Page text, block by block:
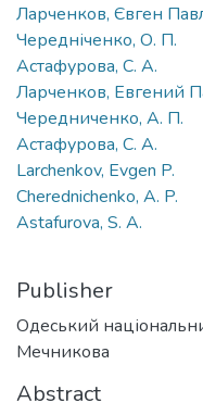
Ларченков, Євген
Чередніченко, О. П.
Астафурова, С. А.
Ларченков, Евгений
Чередниченко, А. П.
Астафурова, С. А.
Larchenkov, Evgen P.
Cherednichenko, A. P.
Astafurova, S. A.
Publisher
Одеський
Мечникова
Abstract